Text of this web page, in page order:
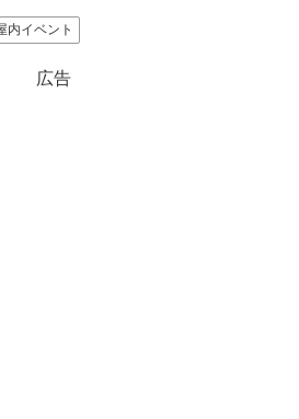
内イベント
広告